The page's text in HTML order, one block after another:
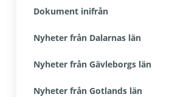
Dokument inifrån
Nyheter från Dalarnas län
Nyheter från Gävleborgs län
Nyheter från Gotlands län